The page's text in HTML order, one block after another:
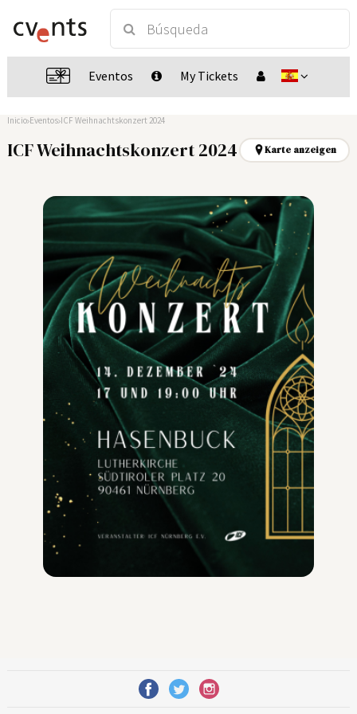
Eventos My Tickets
Inicio Eventos ICF Weihnachtskonzert 2024
ICF Weihnachtskonzert 2024 Karte anzeigen